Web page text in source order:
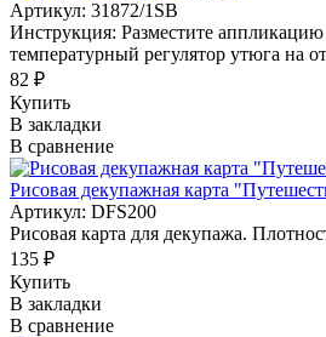
Артикул: 31872/1SB
Инструкция: Разместите
температурный регулятор утюга на
82 ₽
Купить
В закладки
В сравнение
Рисовая декупажная карта
Артикул: DFS200
Рисовая карта для декупажа.
135 ₽
Купить
В закладки
В сравнение